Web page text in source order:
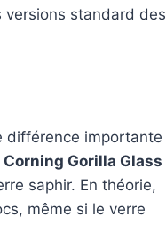
versions standard des
différence importante
Corning Gorilla Glass
saphir. En théorie,
même si le verre